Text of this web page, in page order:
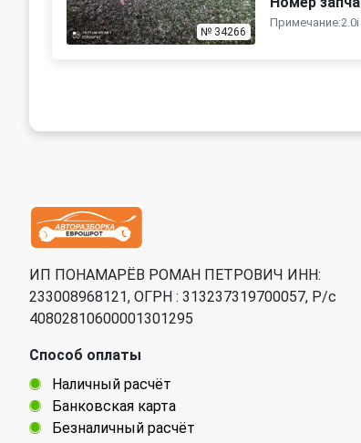
№ 34266
Примечание:2.0i
ИП ПОНАМАРЁВ РОМАН ПЕТРОВИЧ ИНН:
233008968121, ОГРН : 313237319700057, Р/c
40802810600001301295
Способ оплаты
Наличный расчёт
Банковская карта
Безналичный расчёт